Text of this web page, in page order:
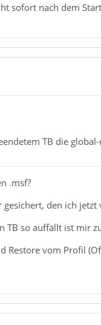
sofort nach dem
TB die
.msf?
den ich jetzt
TB so auffällt ist mir
Restore vom Profil